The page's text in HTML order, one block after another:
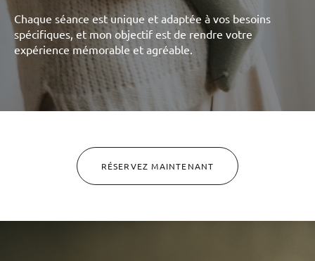
Chaque séance est unique et adaptée à vos besoins
spécifiques, et mon objectif est de rendre votre
expérience mémorable et agréable.
RÉSERVEZ MAINTENANT